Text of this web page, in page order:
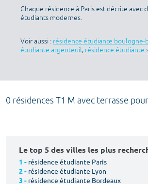
Chaque résidence à Paris est décrite
étudiants modernes.
Voir aussi : résidence étudiante boulogne-
étudiante argenteuil, résidence étudiante
0 résidences T1 M avec terrasse
Le top 5 des villes les plus
1 - résidence étudiante Paris
2 - résidence étudiante Lyon
3 - résidence étudiante Bordeaux